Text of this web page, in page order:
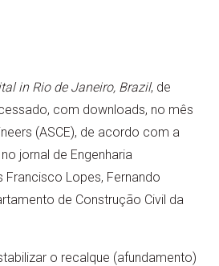
in Rio de Janeiro, Brazil, de
com downloads, no mês
(ASCE), de acordo com a
jornal de Engenharia
Lopes, Fernando
de Construção Civil da
o recalque (afundamento)